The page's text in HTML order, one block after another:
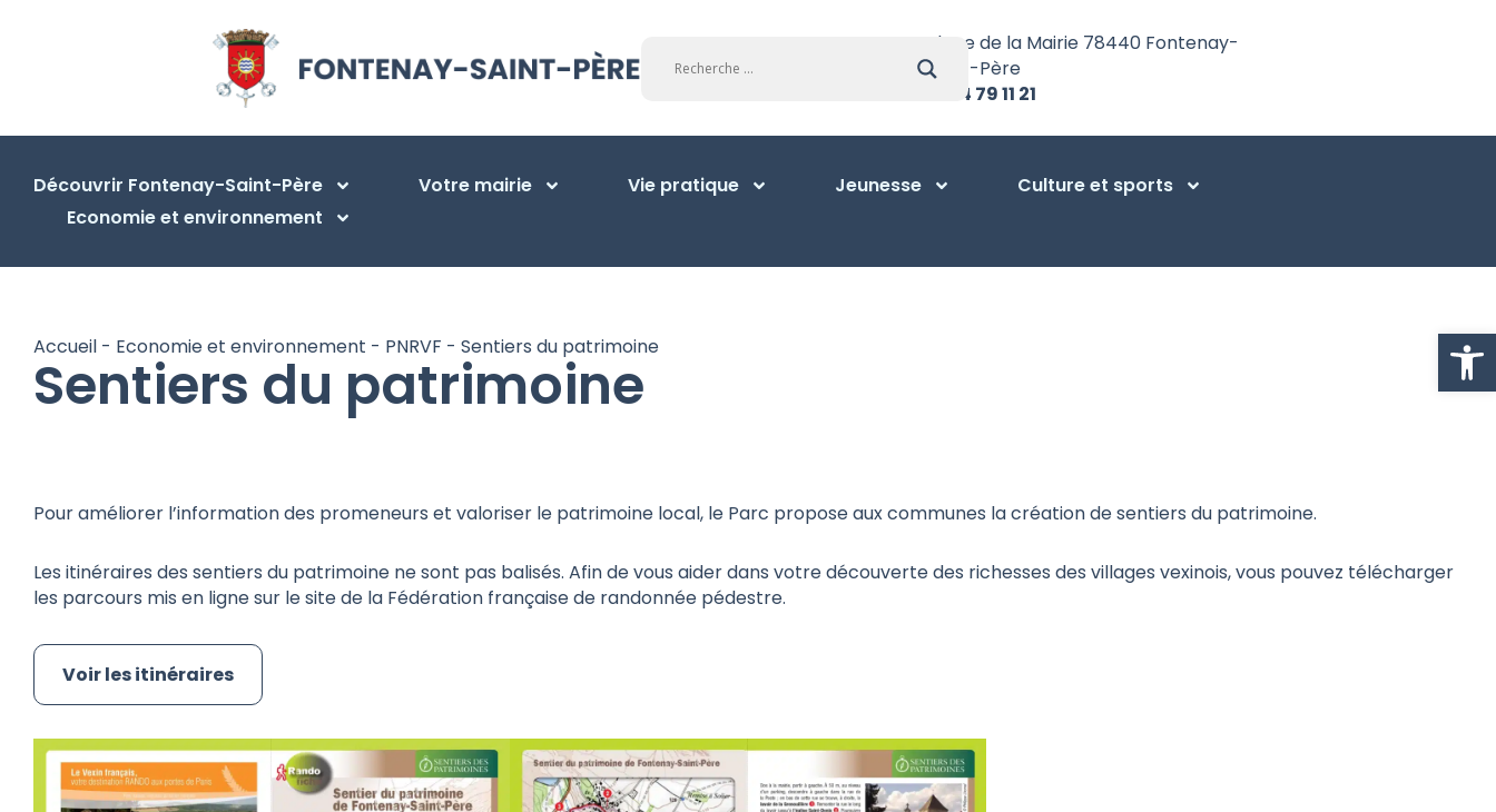
Ouvrir
Place de la Mairie 78440 Fontenay-
Saint-Père
01 34 79 11 21
Découvrir Fontenay-Saint-Père Votre mairie Vie pratique Jeunesse
Culture et sports
Economie et environnement
Accueil - Economie et environnement - PNRVF - Sentiers du patrimoine
Sentiers du patrimoine
Pour améliorer l’information des promeneurs et valoriser le patrimoine local, le Parc propose aux communes la création de sentiers du patrimoine.
Les itinéraires des sentiers du patrimoine ne sont pas balisés. Afin de vous aider dans votre découverte des richesses des villages vexinois, vous pouvez télécharger
les parcours mis en ligne sur le site de la Fédération française de randonnée pédestre.
Voir les itinéraires